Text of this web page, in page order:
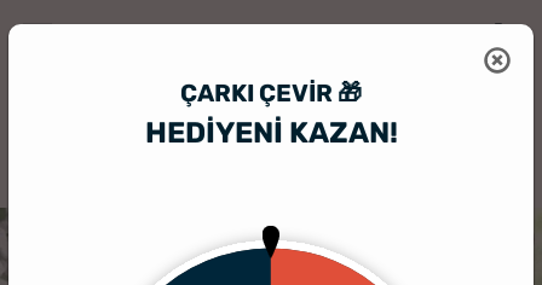
ÇARKI ÇEVIR 🎁
HEDİYENİ KAZAN!